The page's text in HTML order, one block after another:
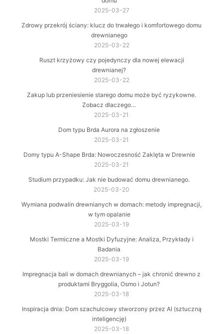
2025-03-27
Zdrowy przekrój ściany: klucz do trwałego i komfortowego domu
drewnianego
2025-03-22
Ruszt krzyżowy czy pojedynczy dla nowej elewacji
drewnianej?
2025-03-22
Zakup lub przeniesienie starego domu może być ryzykowne.
Zobacz dlaczego…
2025-03-21
Dom typu Brda Aurora na zgłoszenie
2025-03-21
Domy typu A-Shape Brda: Nowoczesność Zaklęta w Drewnie
2025-03-21
Studium przypadku: Jak nie budować domu drewnianego.
2025-03-20
Wymiana podwalin drewnianych w domach: metody impregnacji,
w tym opalanie
2025-03-19
Mostki Termiczne a Mostki Dyfuzyjne: Analiza, Przykłady i
Badania
2025-03-19
Impregnacja bali w domach drewnianych – jak chronić drewno z
produktami Bryggolia, Osmo i Jotun?
2025-03-18
Inspiracja dnia: Dom szachulcowy stworzony przez AI (sztuczną
inteligencję)
2025-03-18